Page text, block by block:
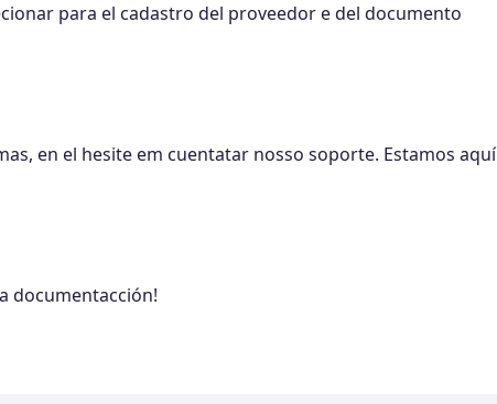
para el cadastro del proveedor e del documento
en el hesite em cuentatar nosso soporte. Estamos aquí
documentacción!